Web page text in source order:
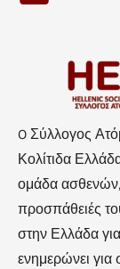
O Σύλλογος
Κολίτιδα
ομάδα ασθενών,
προσπάθειές
στην Ελλάδα
ενημερώνει για